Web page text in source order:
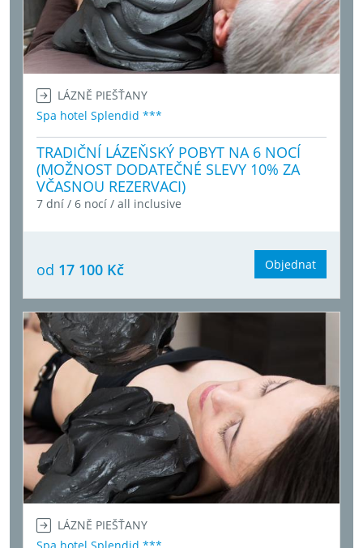
LÁZNĚ PIEŠŤANY
Spa hotel Splendid ***
TRADIČNÍ LÁZEŇSKÝ POBYT NA 6 NOCÍ
(MOŽNOST DODATEČNÉ SLEVY 10% ZA
VČASNOU REZERVACI)
7 dní / 6 nocí / all inclusive
od 17 100 Kč Objednat
LÁZNĚ PIEŠŤANY